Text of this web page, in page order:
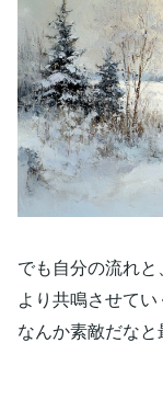
でも自分の流れ
より共鳴させてい
なんか素敵だなと